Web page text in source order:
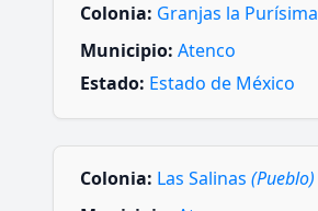
Colonia: Granjas la Purísima
Municipio: Atenco
Estado: Estado de México
Colonia: Las Salinas (Pueblo)